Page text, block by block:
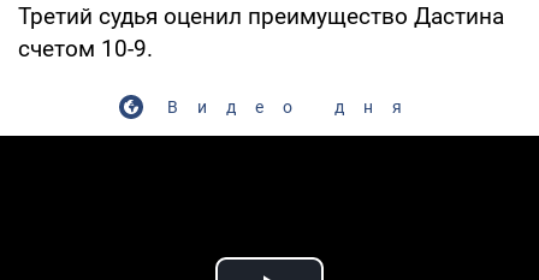
Третий судья оценил преимущество Дастина
счетом 10-9.
Видео дня